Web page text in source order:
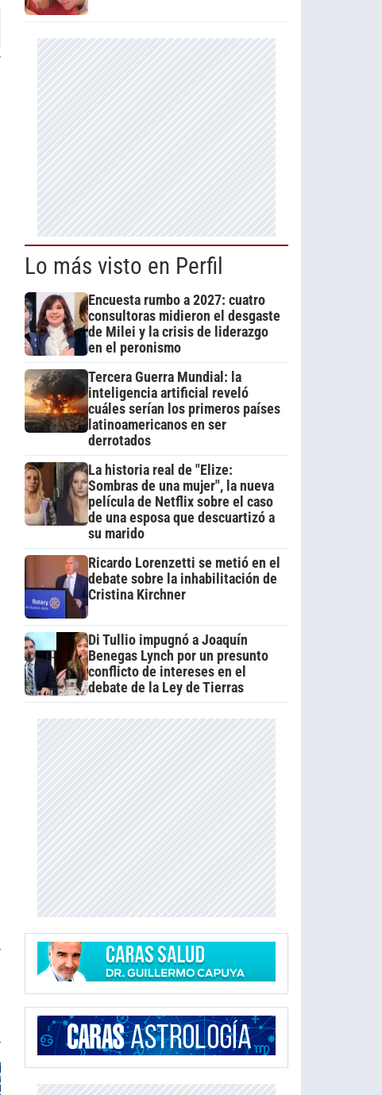
Lo más visto en Perfil
Encuesta rumbo a 2027: cuatro
consultoras midieron el desgaste
de Milei y la crisis de liderazgo
en el peronismo
Tercera Guerra Mundial: la
inteligencia artificial reveló
cuáles serían los primeros países
latinoamericanos en ser
derrotados
La historia real de "Elize:
Sombras de una mujer", la nueva
película de Netflix sobre el caso
de una esposa que descuartizó a
su marido
Ricardo Lorenzetti se metió en el
debate sobre la inhabilitación de
Cristina Kirchner
Di Tullio impugnó a Joaquín
Benegas Lynch por un presunto
conflicto de intereses en el
debate de la Ley de Tierras